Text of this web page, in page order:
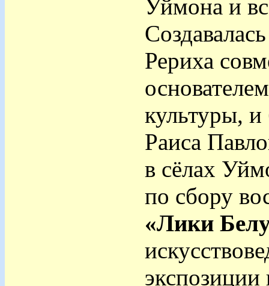
Уймона и
Рериха
культуры,
Раиса
в сёлах
по сбору
«Лики
экспозиции